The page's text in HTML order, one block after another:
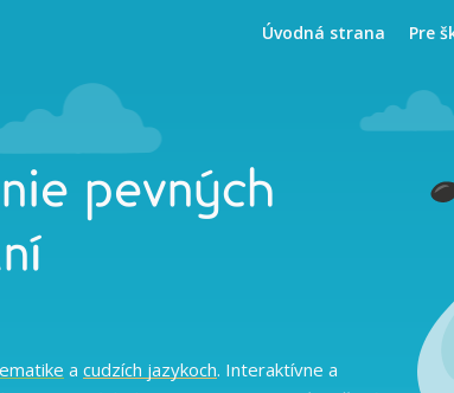
Úvodná strana Pre
pevných
a cudzích jazykoch. Interaktívne a